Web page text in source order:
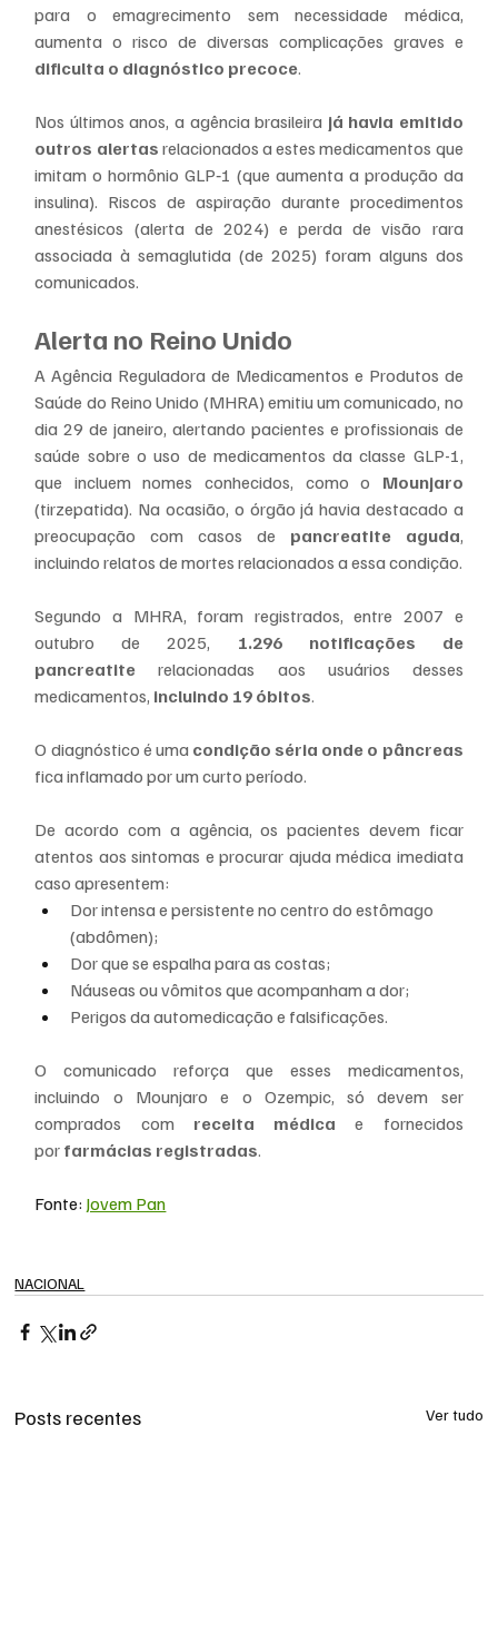
para o emagrecimento sem necessidade médica,
dificulta o diagnóstico precoce.
Nos últimos anos, a agência brasileira já havia emitido
outros alertas relacionados a estes medicamentos que
imitam o hormônio GLP‑1 (que aumenta a produção da
insulina). Riscos de aspiração durante procedimentos
anestésicos (alerta de 2024) e perda de visão rara
associada à semaglutida (de 2025) foram alguns dos
comunicados.
Alerta no Reino Unido
A Agência Reguladora de Medicamentos e Produtos de
Saúde do Reino Unido (MHRA) emitiu um comunicado, no
dia 29 de janeiro, alertando pacientes e profissionais de
saúde sobre o uso de medicamentos da classe GLP-1,
que incluem nomes conhecidos, como o Mounjaro
(tirzepatida). Na ocasião, o órgão já havia destacado a
preocupação com casos de pancreatite aguda,
incluindo relatos de mortes relacionados a essa condição.
Segundo a MHRA, foram registrados, entre 2007 e
outubro de 2025, 1.296 notificações de
pancreatite relacionadas aos usuários desses
medicamentos, incluindo 19 óbitos.
O diagnóstico é uma condição séria onde o pâncreas
fica inflamado por um curto período.
De acordo com a agência, os pacientes devem ficar
atentos aos sintomas e procurar ajuda médica imediata
caso apresentem:
Dor intensa e persistente no centro do estômago
(abdômen);
Dor que se espalha para as costas;
Náuseas ou vômitos que acompanham a dor;
Perigos da automedicação e falsificações.
O comunicado reforça que esses medicamentos,
incluindo o Mounjaro e o Ozempic, só devem ser
comprados com receita médica e fornecidos
por farmácias registradas.
Fonte: Jovem Pan
NACIONAL
Posts recentes Ver tudo